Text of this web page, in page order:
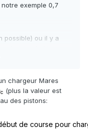
exemple 0,7
possible) ou il y a
de la flèche pendant
armement
a aucune impacte
chargeur Mares
(plus la valeur est
des pistons:
de course pour